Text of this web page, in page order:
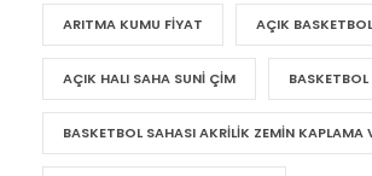
ARITMA KUMU FIYAT AÇIK
AÇIK HALI SAHA SUNI ÇIM
BASKETBOL SAHASI AKRILIK ZEMIN KAPLAMA